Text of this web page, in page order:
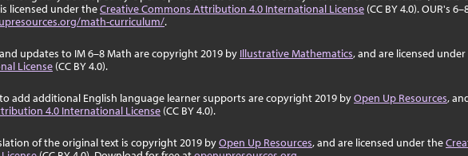
licensed under theCreative Commons Attribution 4.0 International License (CC BY 4.0). OUR's
math-curriculum/.
updates to IM 6–8 Math are copyright 2019 by Illustrative Mathematics, and are licensed
License (CC BY 4.0).
add additional English language learner supports are copyright 2019 byOpen Up Resources,
4.0 International License (CC BY 4.0).
of the original text is copyright 2019 byOpen Up Resources, and are licensed under the